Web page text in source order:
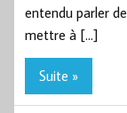
entendu parler
mettre à […]
Suite »